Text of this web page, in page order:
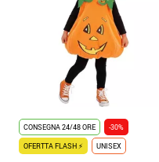
CONSEGNA 24/48 ORE
-30%
OFERTTA FLASH ⚡
UNISEX